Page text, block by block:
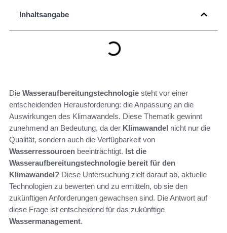
Inhaltsangabe
Die Wasseraufbereitungstechnologie steht vor einer
entscheidenden Herausforderung: die Anpassung an die
Auswirkungen des Klimawandels. Diese Thematik gewinnt
zunehmend an Bedeutung, da der Klimawandel nicht nur die
Qualität, sondern auch die Verfügbarkeit von
Wasserressourcen beeinträchtigt. Ist die
Wasseraufbereitungstechnologie bereit für den
Klimawandel? Diese Untersuchung zielt darauf ab, aktuelle
Technologien zu bewerten und zu ermitteln, ob sie den
zukünftigen Anforderungen gewachsen sind. Die Antwort auf
diese Frage ist entscheidend für das zukünftige
Wassermanagement.